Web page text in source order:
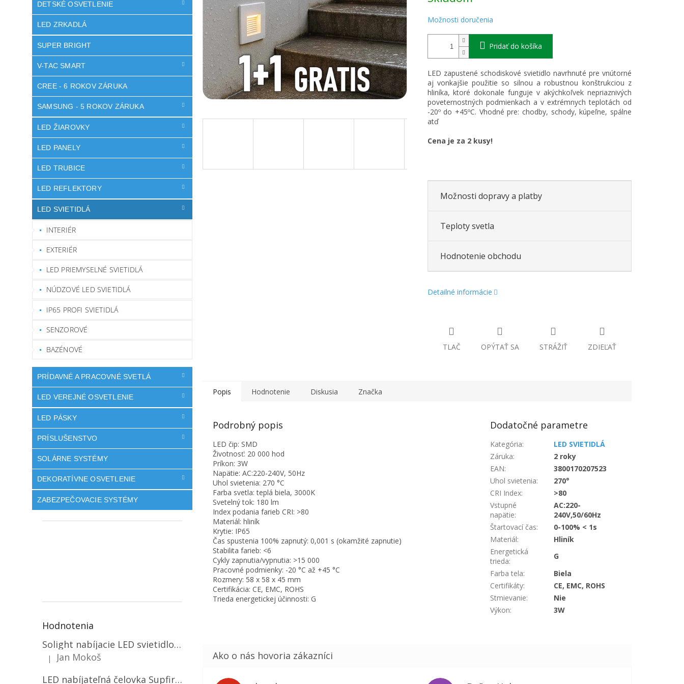
DETSKÉ OSVETLENIE
LED ZRKADLÁ
SUPER BRIGHT
V-TAC SMART
CREE - 6 ROKOV ZÁRUKA
SAMSUNG - 5 ROKOV ZÁRUKA
LED ŽIAROVKY
LED PANELY
LED TRUBICE
LED REFLEKTORY
LED SVIETIDLÁ
INTERIÉR
EXTERIÉR
LED PRIEMYSELNÉ SVIETIDLÁ
NÚDZOVÉ LED SVIETIDLÁ
IP65 PROFI SVIETIDLÁ
SENZOROVÉ
BAZÉNOVÉ
PRÍDAVNÉ A PRACOVNÉ SVETLÁ
LED VEREJNÉ OSVETLENIE
LED PÁSKY
PRÍSLUŠENSTVO
SOLÁRNE SYSTÉMY
DEKORATÍVNE OSVETLENIE
ZABEZPEČOVACIE SYSTÉMY
Hodnotenia
Solight nabíjacie LED svietidlo, 600lm, 2200mAh Li-Ion, USB nabíjanie [WN22]
Hodnotenie produktu je 5 z 5 hviezdičiek.
|
Jan Mokoš
LED nabíjateľná čelovka Supfire HL06, 3 módy + SOS + senzor, nabíjanie cez Micro-USB, 5W, 500lm, 300m
Možnosti doručenia
Pridať do košíka
LED zapustené schodiskové svietidlo navrhnuté pre vnútorné
aj vonkajšie použitie so silnou a robustnou konštrukciou z
hliníka, ktoré dokonale funguje v akýchkoľvek nepriaznivých
poveternostných podmienkach a v extrémnych teplotách od
-20º do +45ºC. Vhodné pre: chodby, schody, kúpeľne, spálne
atď
Cena je za 2 kusy!
Možnosti dopravy a platby
Teploty svetla
Hodnotenie obchodu
Detailné informácie
TLAČ OPÝTAŤ SA STRÁŽIŤ ZDIEĽAŤ
Popis Hodnotenie Diskusia Značka
Podrobný popis
LED čip: SMD
Životnosť: 20 000 hod
Príkon: 3W
Napätie: AC:220-240V, 50Hz
Uhol svietenia: 270 °C
Farba svetla: teplá biela, 3000K
Svetelný tok: 180 lm
Index podania farieb CRI: >80
Materiál: hliník
Krytie: IP65
Čas spustenia 100% zapnutý: 0,001 s (okamžité zapnutie)
Stabilita farieb: <6
Cykly zapnutia/vypnutia: >15 000
Pracovné podmienky: -20 °C až +45 °C
Rozmery: 58 x 58 x 45 mm
Certifikácia: CE, EMC, ROHS
Trieda energetickej účinnosti: G
Dodatočné parametre
Kategória:
LED SVIETIDLÁ
Záruka:
2 roky
EAN:
3800170207523
Uhol svietenia:
270°
CRI Index:
>80
Vstupné
napätie:
AC:220-
240V,50/60Hz
Štartovací čas:
0-100% < 1s
Materiál:
Hliník
Energetická
trieda:
G
Farba tela:
Biela
Certifikáty:
CE, EMC, ROHS
Stmievanie:
Nie
Výkon: 3W